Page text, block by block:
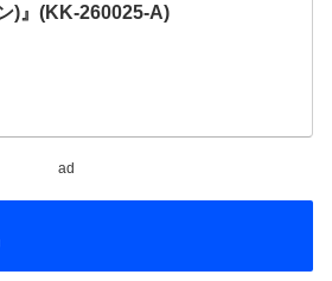
)』(KK-260025-A)
ad